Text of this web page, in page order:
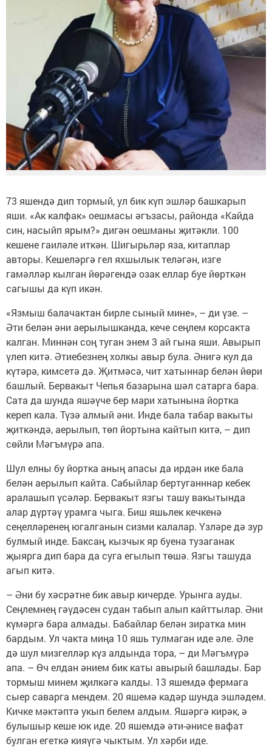
73 яшендә дип тормый, ул бик күп эшләр башкарып
яши. «Ак калфак» оешмасы әгъзасы, районда «Кайда
син, насыйп ярым?» дигән оешманы җитәкли. 100
кешене гаиләле иткән. Шигырьләр яза, китаплар
авторы. Кешеләргә гел яхшылык теләгән, изге
гамәлләр кылган йөрәгендә озак еллар буе йөрткән
сагышы да күп икән.
«Язмыш балачактан бирле сыный мине», – ди үзе. –
Әти белән әни аерылышканда, кече сеңлем корсакта
калган. Миннән соң туган энем 3 ай гына яши. Авырып
үлеп китә. Әтиебезнең холкы авыр була. Әнигә кул да
күтәрә, кимсетә дә. Җитмәсә, чит хатыннар белән йөри
башлый. Бервакыт Чепья базарына шәл сатарга бара.
Сата да шунда яшәүче бер мари хатынына йортка
кереп кала. Түзә алмый әни. Инде бала табар вакыты
җиткәндә, аерылып, төп йортына кайтып китә, – дип
сөйли Мәгъмүрә апа.
Шул елны бу йортка аның апасы да ирдән ике бала
белән аерылып кайта. Сабыйлар бертуганннар кебек
аралашып үсәләр. Бервакыт язгы ташу вакытында
алар дүртәү урамга чыга. Биш яшьлек кечкенә
сеңелләренең югалганын сизми калалар. Үзләре дә зур
булмый инде. Баксаң, кызчык яр буена тузаганак
җыярга дип бара да суга егылып төшә. Язгы ташуда
агып китә.
– Әни бу хәсрәтне бик авыр кичерде. Урынга ауды.
Сеңлемнең гәүдәсен судан табып алып кайттылар. Әни
күмәргә бара алмады. Бабайлар белән зиратка мин
бардым. Ул чакта миңа 10 яшь тулмаган иде әле. Әле
дә шул мизгелләр күз алдында тора, – ди Мәгъмүрә
апа. – Өч елдан әнием бик каты авырый башлады. Бар
тормыш минем җилкәгә калды. 13 яшемдә фермага
сыер саварга мендем. 20 яшемә кадәр шунда эшләдем.
Кичке мәктәптә укып белем алдым. Яшәргә кирәк, ә
булышыр кеше юк иде. 20 яшемдә әти-әнисе вафат
булган егеткә кияүгә чыктым. Ул хәрби иде.